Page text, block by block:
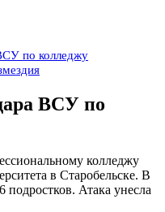
по колледжу
ВСУ по
колледжу
в Старобельске. В
подростков. Атака унесла